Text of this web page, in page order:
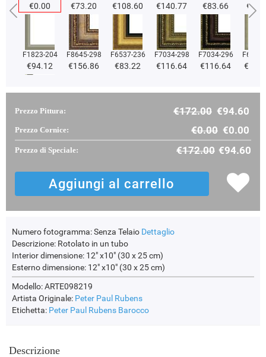
€0.00 €73.20 €108.60 €140.77 €83.66
F1823-204
€94.12
F8645-298
€156.86
F6537-236
€83.22
F7034-298
€116.64
F7034-296
€116.64
F2833-204
€99.75
Prezzo Pittura: €172.00 €94.60
Prezzo Cornice: €0.00 €0.00
Prezzo di Speciale: €172.00 €94.60
Numero fotogramma:Senza Telaio Dettaglio
Descrizione: Rotolato in un tubo
Interior dimensione: 12" x10" (30 x 25 cm)
Esterno dimensione: 12" x10" (30 x 25 cm)
Modello: ARTE098219
Artista Originale: Peter Paul Rubens
Etichetta: Peter Paul Rubens Barocco
Descrizione